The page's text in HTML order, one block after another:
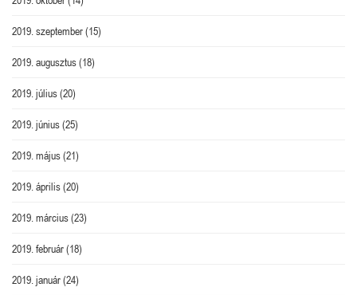
2019. szeptember(15)
2019. augusztus(18)
2019. július(20)
2019. június(25)
2019. május(21)
2019. április(20)
2019. március(23)
2019. február(18)
2019. január(24)